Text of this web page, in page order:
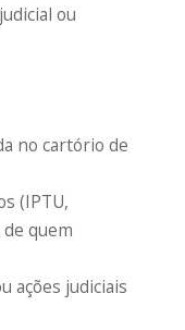
ou
no cartório de
(IPTU,
quem
ações judiciais